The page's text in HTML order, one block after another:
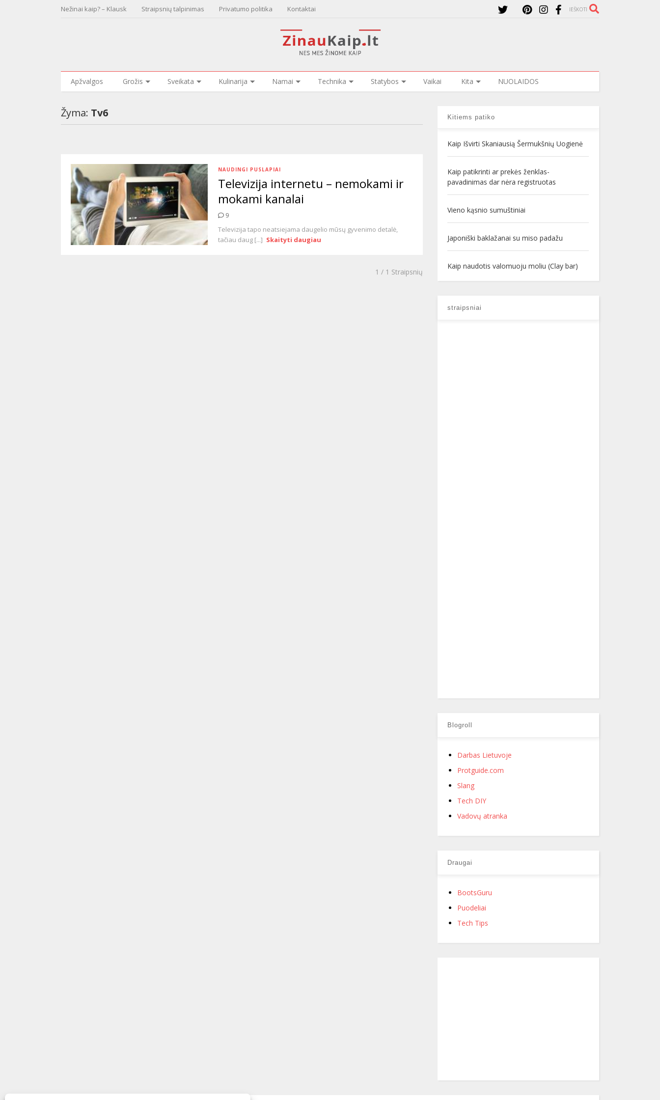
Nežinai kaip? – Klausk Straipsnių talpinimas Privatumo politika Kontaktai IEŠKOTI
Apžvalgos Grožis Sveikata Kulinarija Namai Technika Statybos Vaikai Kita NUOLAIDOS
Žyma: Tv6
NAUDINGI PUSLAPIAI
Televizija internetu – nemokami ir
mokami kanalai
9
Televizija tapo neatsiejama daugelio mūsų gyvenimo detalė,
tačiau daug [...] Skaityti daugiau
1 / 1 Straipsnių
Kitiems patiko
Kaip Išvirti Skaniausią Šermukšnių Uogienė
Kaip patikrinti ar prekės ženklas-
pavadinimas dar nėra registruotas
Vieno kąsnio sumuštiniai
Japoniški baklažanai su miso padažu
Kaip naudotis valomuoju moliu (Clay bar)
straipsniai
Blogroll
Darbas Lietuvoje
Protguide.com
Slang
Tech DIY
Vadovų atranka
Draugai
BootsGuru
Puodeliai
Tech Tips